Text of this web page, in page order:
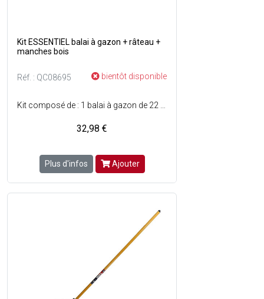
Kit ESSENTIEL balai à gazon + râteau +
manches bois
Réf. : QC08695 bientôt disponible
32,98 €
Plus d'infos Ajouter